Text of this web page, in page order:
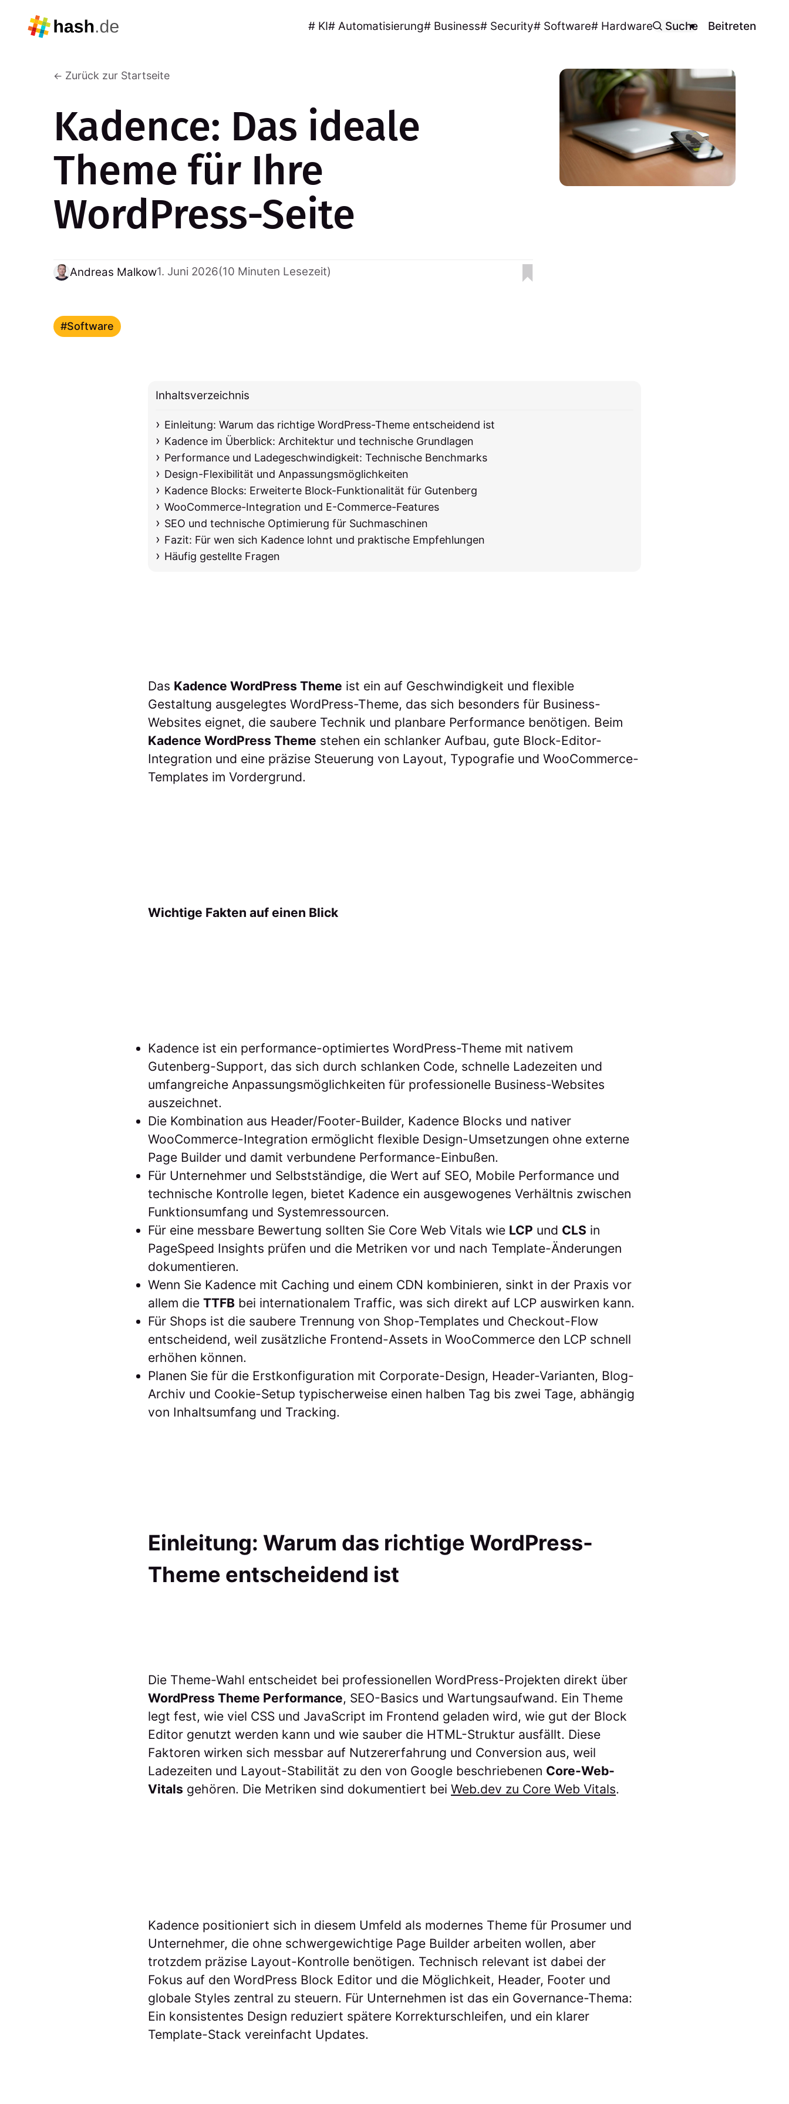
# KI# Automatisierung# Business# Security# Software# Hardware Suche Beitreten
Zurück zur Startseite
Kadence: Das ideale
Theme für Ihre
WordPress-Seite
Andreas Malkow1. Juni 2026(10 Minuten Lesezeit)
Software
Inhaltsverzeichnis
Einleitung: Warum das richtige WordPress-Theme entscheidend ist
Kadence im Überblick: Architektur und technische Grundlagen
Performance und Ladegeschwindigkeit: Technische Benchmarks
Design-Flexibilität und Anpassungsmöglichkeiten
Kadence Blocks: Erweiterte Block-Funktionalität für Gutenberg
WooCommerce-Integration und E-Commerce-Features
SEO und technische Optimierung für Suchmaschinen
Fazit: Für wen sich Kadence lohnt und praktische Empfehlungen
Häufig gestellte Fragen
Das Kadence WordPress Theme ist ein auf Geschwindigkeit und flexible
Gestaltung ausgelegtes WordPress-Theme, das sich besonders für Business-
Websites eignet, die saubere Technik und planbare Performance benötigen. Beim
Kadence WordPress Theme stehen ein schlanker Aufbau, gute Block-Editor-
Integration und eine präzise Steuerung von Layout, Typografie und WooCommerce-
Templates im Vordergrund.
Wichtige Fakten auf einen Blick
Kadence ist ein performance-optimiertes WordPress-Theme mit nativem
Gutenberg-Support, das sich durch schlanken Code, schnelle Ladezeiten und
umfangreiche Anpassungsmöglichkeiten für professionelle Business-Websites
auszeichnet.
Die Kombination aus Header/Footer-Builder, Kadence Blocks und nativer
WooCommerce-Integration ermöglicht flexible Design-Umsetzungen ohne externe
Page Builder und damit verbundene Performance-Einbußen.
Für Unternehmer und Selbstständige, die Wert auf SEO, Mobile Performance und
technische Kontrolle legen, bietet Kadence ein ausgewogenes Verhältnis zwischen
Funktionsumfang und Systemressourcen.
Für eine messbare Bewertung sollten Sie Core Web Vitals wie LCP und CLS in
PageSpeed Insights prüfen und die Metriken vor und nach Template-Änderungen
dokumentieren.
Wenn Sie Kadence mit Caching und einem CDN kombinieren, sinkt in der Praxis vor
allem die TTFB bei internationalem Traffic, was sich direkt auf LCP auswirken kann.
Für Shops ist die saubere Trennung von Shop-Templates und Checkout-Flow
entscheidend, weil zusätzliche Frontend-Assets in WooCommerce den LCP schnell
erhöhen können.
Planen Sie für die Erstkonfiguration mit Corporate-Design, Header-Varianten, Blog-
Archiv und Cookie-Setup typischerweise einen halben Tag bis zwei Tage, abhängig
von Inhaltsumfang und Tracking.
Einleitung: Warum das richtige WordPress-
Theme entscheidend ist
Die Theme-Wahl entscheidet bei professionellen WordPress-Projekten direkt über
WordPress Theme Performance, SEO-Basics und Wartungsaufwand. Ein Theme
legt fest, wie viel CSS und JavaScript im Frontend geladen wird, wie gut der Block
Editor genutzt werden kann und wie sauber die HTML-Struktur ausfällt. Diese
Faktoren wirken sich messbar auf Nutzererfahrung und Conversion aus, weil
Ladezeiten und Layout-Stabilität zu den von Google beschriebenen Core-Web-
Vitals gehören. Die Metriken sind dokumentiert bei Web.dev zu Core Web Vitals.
Kadence positioniert sich in diesem Umfeld als modernes Theme für Prosumer und
Unternehmer, die ohne schwergewichtige Page Builder arbeiten wollen, aber
trotzdem präzise Layout-Kontrolle benötigen. Technisch relevant ist dabei der
Fokus auf den WordPress Block Editor und die Möglichkeit, Header, Footer und
globale Styles zentral zu steuern. Für Unternehmen ist das ein Governance-Thema:
Ein konsistentes Design reduziert spätere Korrekturschleifen, und ein klarer
Template-Stack vereinfacht Updates.